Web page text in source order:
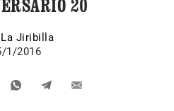
20
La Jiribilla
1/2016